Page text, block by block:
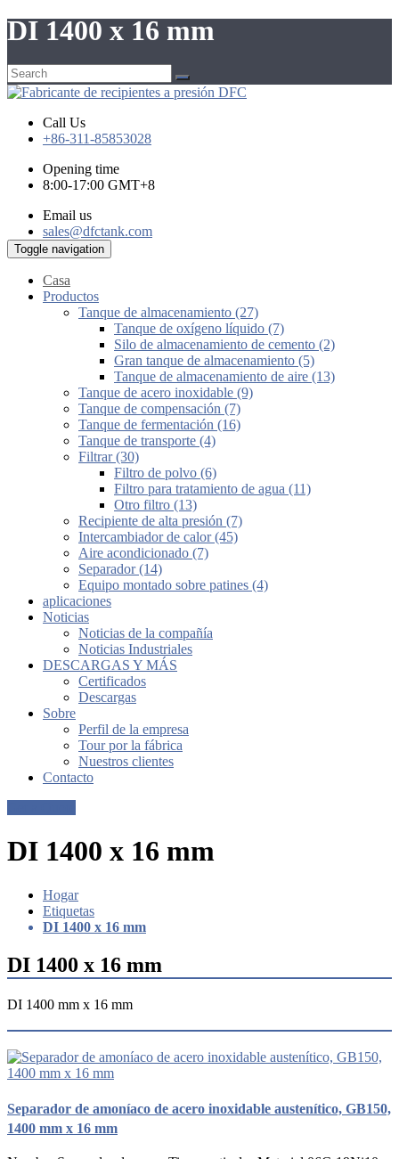
DI 1400 x 16 mm
Call Us
+86-311-85853028
Opening time
8:00-17:00 GMT+8
Email us
sales@dfctank.com
Toggle navigation
Casa
Productos
Tanque de almacenamiento (27)
Tanque de oxígeno líquido (7)
Silo de almacenamiento de cemento (2)
Gran tanque de almacenamiento (5)
Tanque de almacenamiento de aire (13)
Tanque de acero inoxidable (9)
Tanque de compensación (7)
Tanque de fermentación (16)
Tanque de transporte (4)
Filtrar (30)
Filtro de polvo (6)
Filtro para tratamiento de agua (11)
Otro filtro (13)
Recipiente de alta presión (7)
Intercambiador de calor (45)
Aire acondicionado (7)
Separador (14)
Equipo montado sobre patines (4)
aplicaciones
Noticias
Noticias de la compañía
Noticias Industriales
DESCARGAS Y MÁS
Certificados
Descargas
Sobre
Perfil de la empresa
Tour por la fábrica
Nuestros clientes
Contacto
DI 1400 x 16 mm
Hogar
Etiquetas
DI 1400 x 16 mm
DI 1400 x 16 mm
DI 1400 mm x 16 mm
Separador de amoníaco de acero inoxidable austenítico, GB150,
1400 mm x 16 mm